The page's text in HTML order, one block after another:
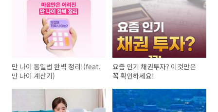
만 나이 통일법 완벽 정리!(feat.
만 나이 계산기)
요즘 인기 채권투자? 이것만은
꼭 확인하세요!